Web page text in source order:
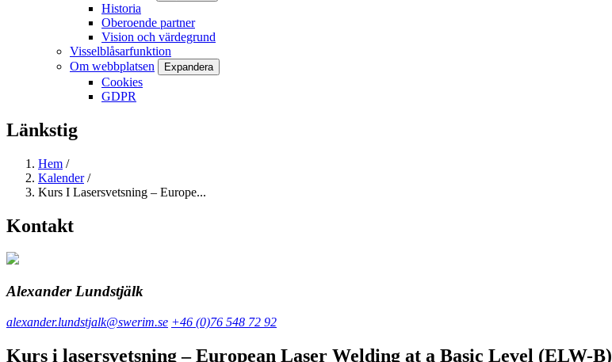
Historia
Oberoende partner
Vision och värdegrund
Visselblåsarfunktion
Om webbplatsen
Expandera
Cookies
GDPR
Länkstig
Hem /
Kalender /
Kurs I Lasersvetsning – Europe...
Kontakt
Alexander Lundstjälk
alexander.lundstjalk@swerim.se +46 (0)76 548 72 92
Kurs i lasersvetsning – European Laser Welding at a Basic Level (ELW-B)